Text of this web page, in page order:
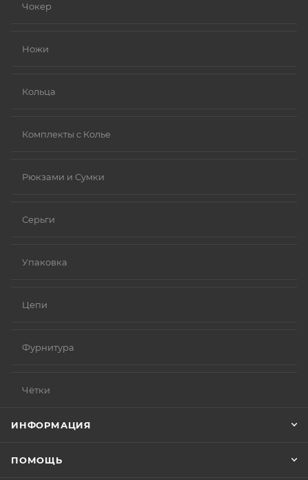
Чокер
Ножи
Кольца
Комплекты с Колье
Рюкзами и Сумки
Серьги
Упаковка
Цепи
Фурнитура
Чётки
ИНФОРМАЦИЯ
ПОМОЩЬ